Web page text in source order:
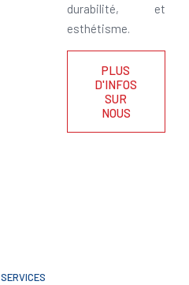
durabilité, et
esthétisme.
PLUS
D'INFOS
SUR
NOUS